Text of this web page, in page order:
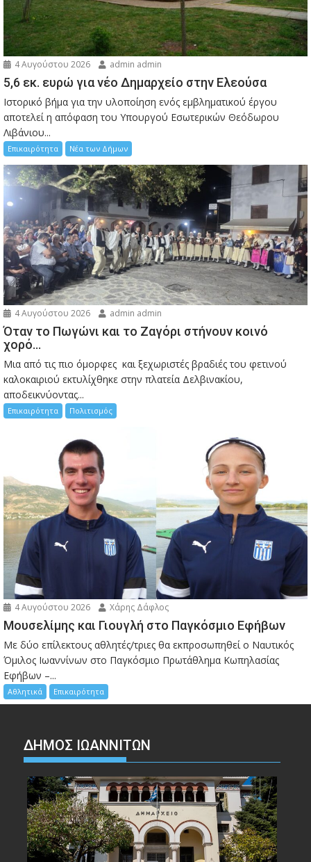
4 Αυγούστου 2026 admin admin
5,6 εκ. ευρώ για νέο Δημαρχείο στην Ελεούσα
Ιστορικό βήμα για την υλοποίηση ενός εμβληματικού έργου
αποτελεί η απόφαση του Υπουργού Εσωτερικών Θεόδωρου
Λιβάνιου...
Επικαιρότητα Νέα των Δήμων
4 Αυγούστου 2026 admin admin
Όταν το Πωγώνι και το Ζαγόρι στήνουν κοινό
χορό…
Μια από τις πιο όμορφες και ξεχωριστές βραδιές του φετινού
καλοκαιριού εκτυλίχθηκε στην πλατεία Δελβινακίου,
αποδεικνύοντας...
Επικαιρότητα Πολιτισμός
4 Αυγούστου 2026 Χάρης Δάφλος
Μουσελίμης και Γιουγλή στο Παγκόσμιο Εφήβων
Mε δύο επίλεκτους αθλητές/τριες θα εκπροσωπηθεί ο Ναυτικός
Όμιλος Ιωαννίνων στο Παγκόσμιο Πρωτάθλημα Κωπηλασίας
Εφήβων –...
Αθλητικά Επικαιρότητα
ΔΗΜΟΣ ΙΩΑΝΝΙΤΩΝ